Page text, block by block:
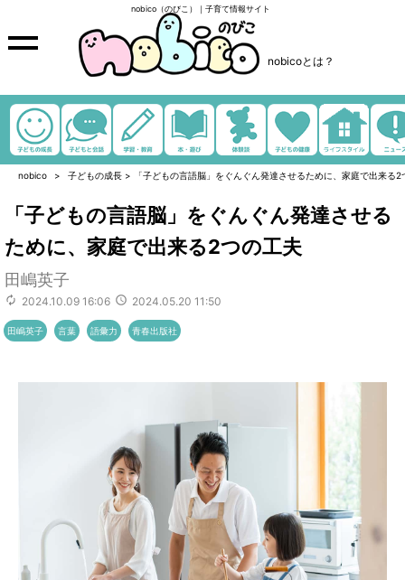
nobico（のびこ）｜子育て情報サイト
nobicoとは？
nobico 子どもの成長 > 「子どもの言語脳」をぐんぐん発達させるために、家庭で出来る2
「子どもの言語脳」をぐんぐん発達させる
ために、家庭で出来る2つの工夫
田嶋英子
2024.10.09 16:06 2024.05.20 11:50
田嶋英子 言葉 語彙力 青春出版社